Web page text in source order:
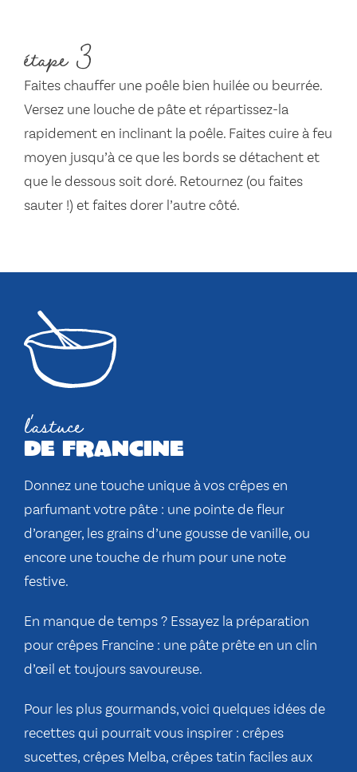
étape 3
Faites chauffer une poêle bien huilée ou beurrée.
Versez une louche de pâte et répartissez-la
rapidement en inclinant la poêle. Faites cuire à feu
moyen jusqu’à ce que les bords se détachent et
que le dessous soit doré. Retournez (ou faites
sauter !) et faites dorer l’autre côté.
l'astuce
de francine
Donnez une touche unique à vos crêpes en
parfumant votre pâte : une pointe de fleur
d’oranger, les grains d’une gousse de vanille, ou
encore une touche de rhum pour une note
festive.
En manque de temps ? Essayez la préparation
pour crêpes Francine : une pâte prête en un clin
d’œil et toujours savoureuse.
Pour les plus gourmands, voici quelques idées de
recettes qui pourrait vous inspirer : crêpes
sucettes, crêpes Melba, crêpes tatin faciles aux